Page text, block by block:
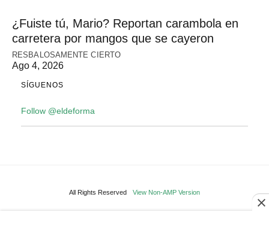
¿Fuiste tú, Mario? Reportan carambola en
carretera por mangos que se cayeron
RESBALOSAMENTE CIERTO
Ago 4, 2026
SÍGUENOS
Follow @eldeforma
All Rights Reserved View Non-AMP Version